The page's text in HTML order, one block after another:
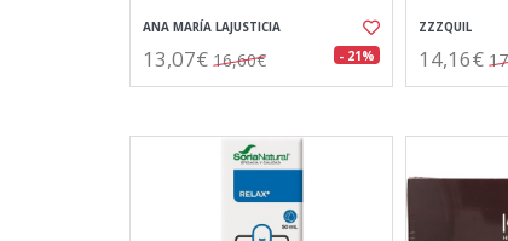
ANA MARÍA LAJUSTICIA
13,07€ 16,60€ - 21%
ZZZQUIL
14,16€